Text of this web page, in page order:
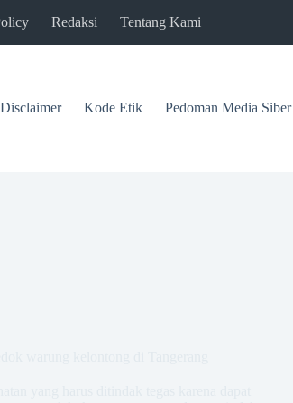
Redaksi Tentang Kami
Disclaimer Kode Etik Pedoman Media Siber